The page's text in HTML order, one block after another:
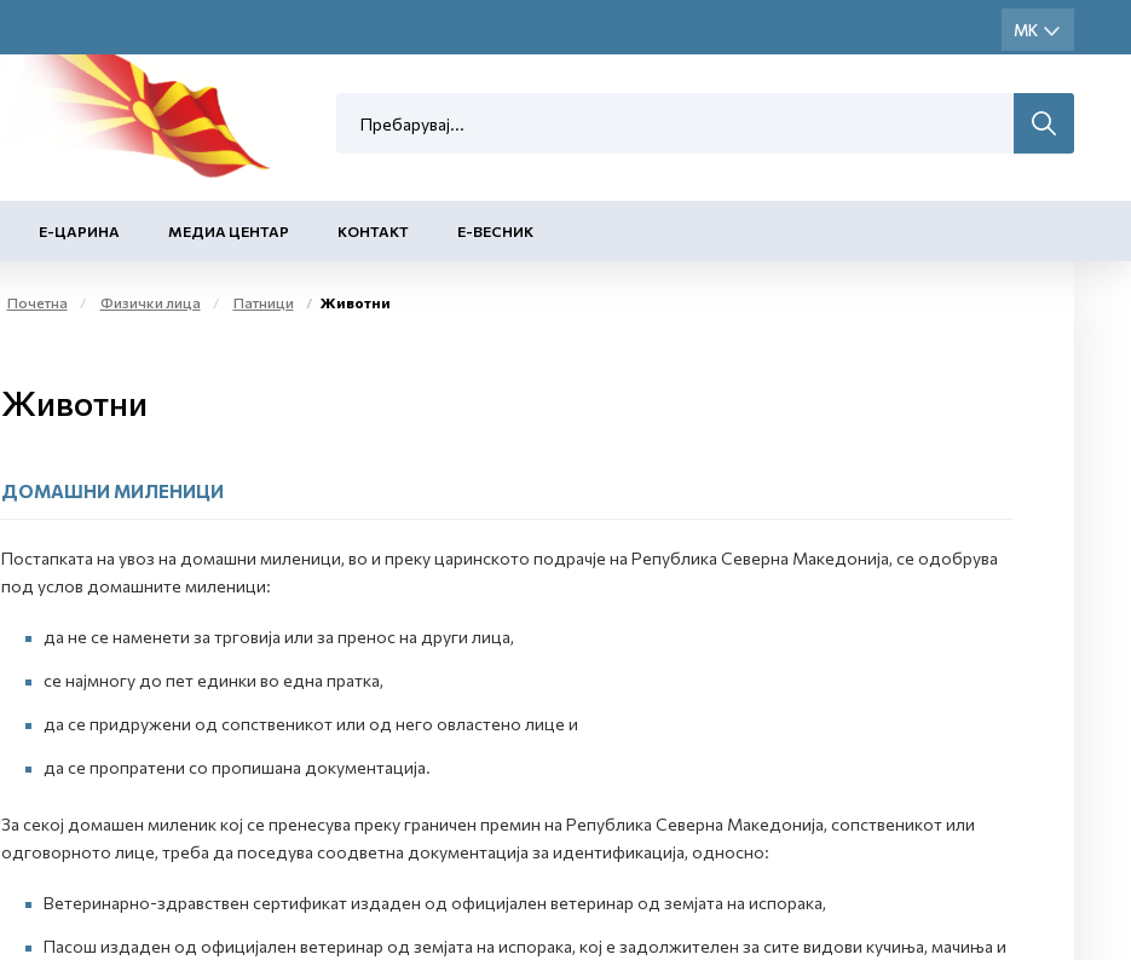
Е-ЦАРИНА МЕДИА ЦЕНТАР КОНТАКТ Е-ВЕСНИК
Почетна Физички лица Патници Животни
Животни
ДОМАШНИ МИЛЕНИЦИ
Постапката на увоз на домашни миленици, во и преку царинското подрачје на Република Северна Македонија, се одобрува
под услов домашните миленици:
да не се наменети за трговија или за пренос на други лица,
се најмногу до пет единки во една пратка,
да се придружени од сопственикот или од него овластено лице и
да се пропратени со пропишана документација.
За секој домашен миленик кој се пренесува преку граничен премин на Република Северна Македонија, сопственикот или
одговорното лице, треба да поседува соодветна документација за идентификација, односно:
Ветеринарно-здравствен сертификат издаден од официјален ветеринар од земјата на испорака,
Пасош издаден од официјален ветеринар од земјата на испорака, кој е задолжителен за сите видови кучиња, мачиња и